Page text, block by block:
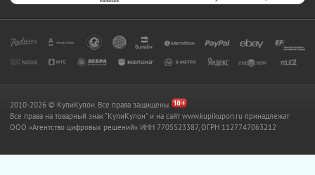
2010-2026 © КупиКупон. Все права защищены.
Все права на товарный знак "КупиКупон" и на сайт www.kupikupon.ru принадлежат
OOO «Агентство цифровых решений» ИНН 7705523387, ОГРН 1127747063212